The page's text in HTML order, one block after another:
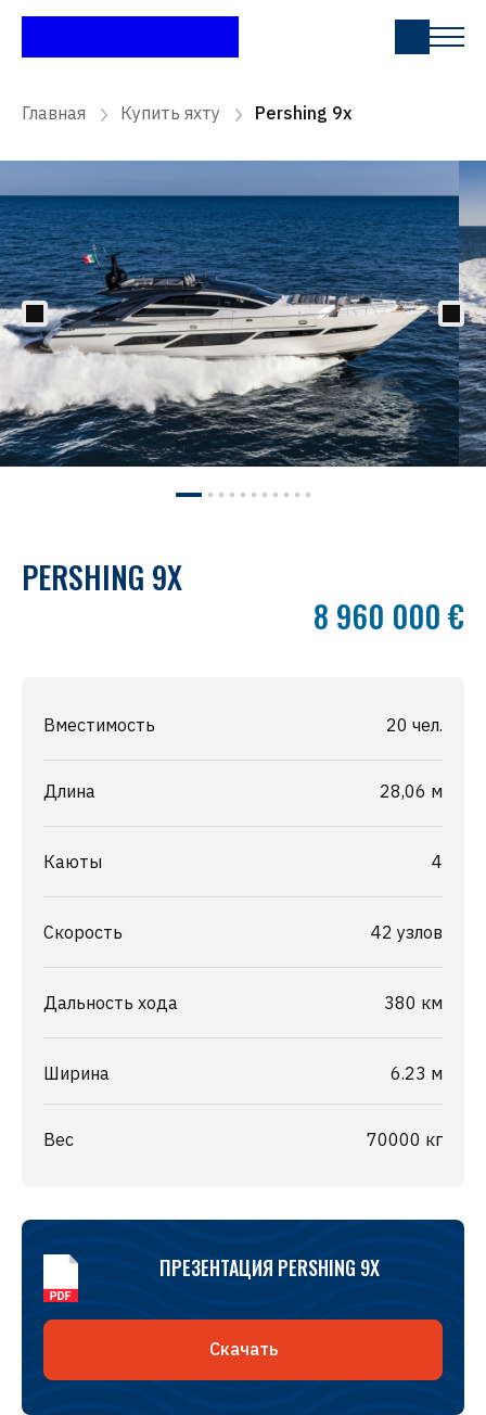
Главная Купить яхту Pershing 9x
PERSHING 9X
8 960 000 €
Вместимость 20 чел.
Длина 28,06 м
Каюты 4
Скорость 42 узлов
Дальность хода 380 км
Ширина 6.23 м
Вес 70000 кг
ПРЕЗЕНТАЦИЯ PERSHING 9X
Скачать